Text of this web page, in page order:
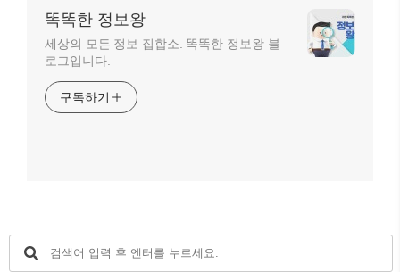
똑똑한 정보왕
세상의 모든 정보 집합소. 똑똑한 정보왕 블
로그입니다.
구독하기